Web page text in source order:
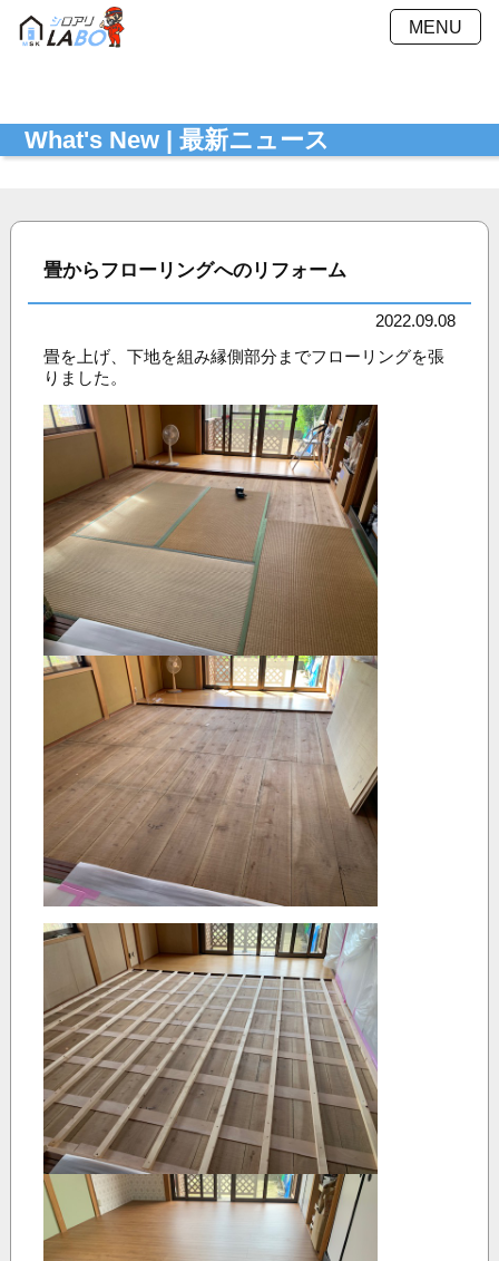
MENU
施工事例 Ｑ＆Ａ
シミュレーション
プライバシーポリシー お問い合わせ
What's New | 最新ニュース
畳からフローリングへのリフォーム
2022.09.08
畳を上げ、下地を組み縁側部分までフローリングを張
りました。